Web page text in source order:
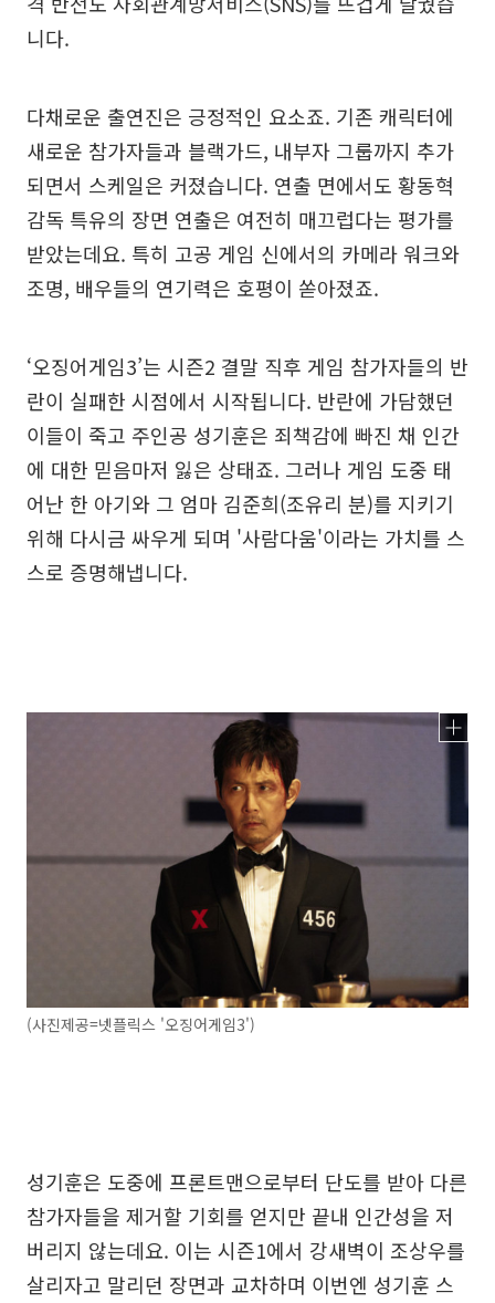
니다.
다채로운 출연진은 긍정적인 요소죠. 기존 캐릭터에
새로운 참가자들과 블랙가드, 내부자 그룹까지 추가
되면서 스케일은 커졌습니다. 연출 면에서도 황동혁
감독 특유의 장면 연출은 여전히 매끄럽다는 평가를
받았는데요. 특히 고공 게임 신에서의 카메라 워크와
조명, 배우들의 연기력은 호평이 쏟아졌죠.
‘오징어게임3’는 시즌2 결말 직후 게임 참가자들의 반
란이 실패한 시점에서 시작됩니다. 반란에 가담했던
이들이 죽고 주인공 성기훈은 죄책감에 빠진 채 인간
에 대한 믿음마저 잃은 상태죠. 그러나 게임 도중 태
어난 한 아기와 그 엄마 김준희(조유리 분)를 지키기
위해 다시금 싸우게 되며 '사람다움'이라는 가치를 스
스로 증명해냅니다.
(사진제공=넷플릭스 '오징어게임3')
성기훈은 도중에 프론트맨으로부터 단도를 받아 다른
참가자들을 제거할 기회를 얻지만 끝내 인간성을 저
버리지 않는데요. 이는 시즌1에서 강새벽이 조상우를
살리자고 말리던 장면과 교차하며 이번엔 성기훈 스